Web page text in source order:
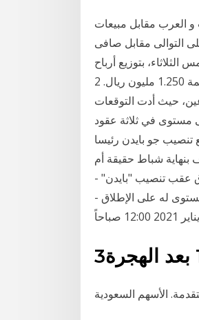
و العرب مقابل مبيعات
شراء ب 3.091 و 53.812 مليون جنيه على التوالى مقابل صافى
بتوزيع أرباح
نقدية على المساهمين عن العام المالي 2020، بقيمة 1.250 مليون ريال. 2 days ago · صعدت العقود الآجلة
حيث أدت التوقعات
مستوى في ثلاثة عقود
تنصيب جو بايدن رئيسا
رسملة المصارف بنهاية شباط حقيقة أم
عقب تنصيب "بايدن" -
يقفز بنحو 17% مسجلاً أعلى مستوى له على الإطلاق -